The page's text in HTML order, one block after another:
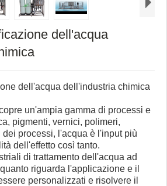
dell'acqua
dell'acqua dell'industria chimica
un'ampia gamma di processi e
pigmenti, vernici, polimeri,
dei processi, l'acqua è l'input più
dell'effetto così tanto.
di trattamento dell'acqua ad
riguarda l'applicazione e il
personalizzati e risolvere il